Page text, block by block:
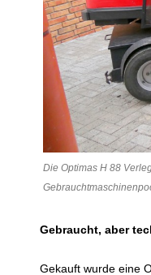
Die Optimas H 88
Gebraucht, aber
Gekauft wurde eine